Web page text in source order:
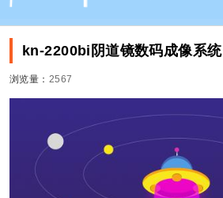
kn-2200bi阴道镜数码成像系统
浏览量： 2567